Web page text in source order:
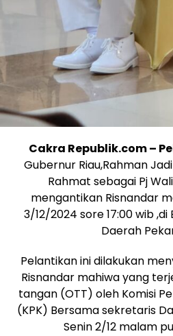
Cakra Republik.com –
Gubernur Riau,Rahman
Rahmat sebagai Pj
mengantikan Risnandar
3/12/2024 sore 17:00 wib
Daerah
Pelantikan ini dilakukan
Risnandar mahiwa yang
tangan (OTT) oleh Komisi
(KPK) Bersama sekretaris
Senin 2/12 malam